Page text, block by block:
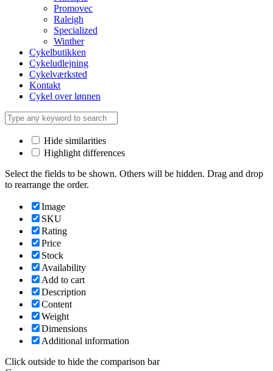
Promovec
Raleigh
Specialized
Winther
Cykelbutikken
Cykeludlejning
Cykelværksted
Kontakt
Cykel over lønnen
Hide similarities
Highlight differences
Select the fields to be shown. Others will be hidden. Drag and drop
to rearrange the order.
Image
SKU
Rating
Price
Stock
Availability
Add to cart
Description
Content
Weight
Dimensions
Additional information
Click outside to hide the comparison bar